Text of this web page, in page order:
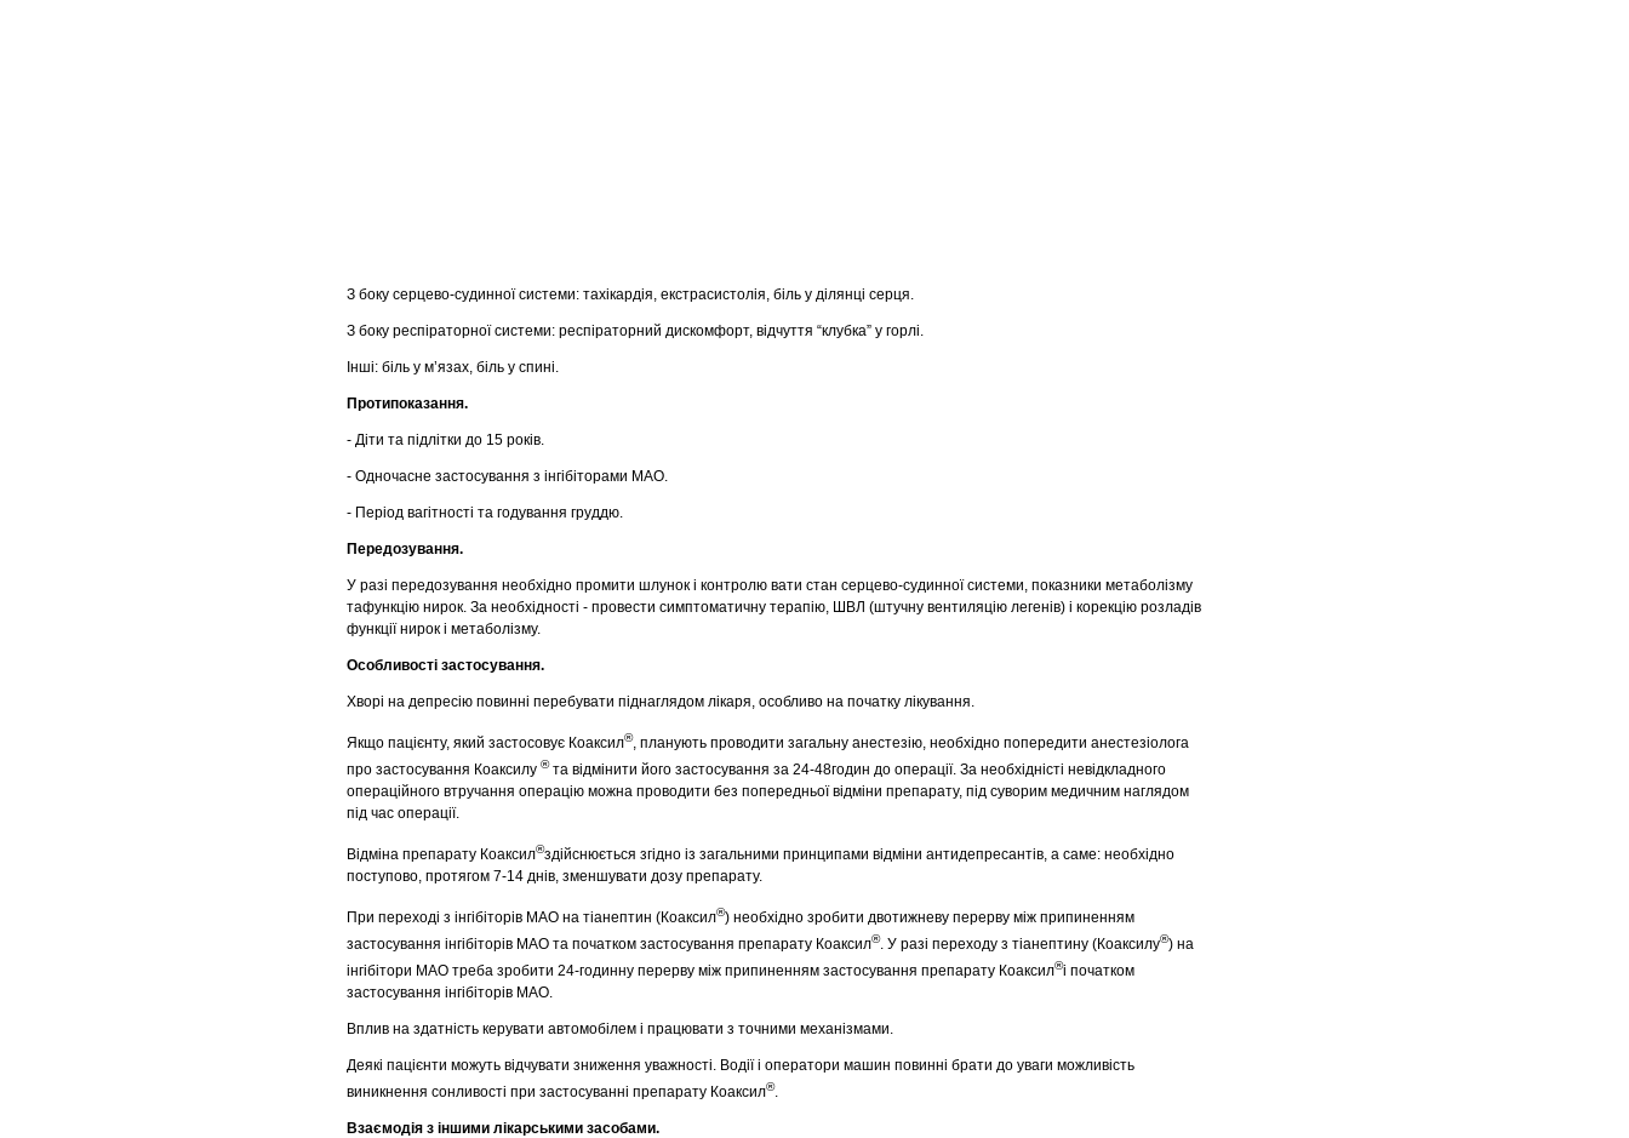
З боку серцево-судинної системи: тахікардія, екстрасистолія, бiль у дiлянцi серця.
З боку респіраторної системи: респіраторний дискомфорт, відчуття “клубка” у горлі.
Інші: біль у м’язах, біль у спині.
Протипоказання.
- Діти та підлітки до 15 років.
- Одночасне застосування з інгібіторами МАО.
- Період вагітності та годування груддю.
Передозування.
У разі передозування необхідно промити шлунок і контролю вати стан серцево-судинної системи, показники метаболізму
тафункцію нирок. За необхідності - провести симптоматичну терапію, ШВЛ (штучну вентиляцію легенів) і корекцію розладів
функції нирок і метаболізму.
Особливості застосування.
Хворі на депресію повинні перебувати піднаглядом лікаря, особливо на початку лікування.
Якщо пацієнту, який застосовує Коаксил®, планують проводити загальну анестезію, необхідно попередити анестезіолога
про застосування Коаксилу ®та відмінити його застосування за 24-48годин до операції. За необхідністі невідкладного
операційного втручання операцію можна проводити без попередньої відміни препарату, під суворим медичним наглядом
під час операції.
Відміна препарату Коаксил®здійснюється згідно із загальними принципами відміни антидепресантів, а саме: необхідно
поступово, протягом 7-14 днів, зменшувати дозу препарату.
При переході з інгібіторів МАО на тіанептин (Коаксил®) необхідно зробити двотижневу перерву між припиненням
застосування інгібіторів МАО та початком застосування препарату Коаксил®. У разі переходу з тіанептину (Коаксилу®) на
інгібітори МАО треба зробити 24-годинну перерву між припиненням застосування препарату Коаксил®і початком
застосування інгібіторів МАО.
Вплив на здатність керувати автомобілем і працювати з точними механізмами.
Деякі пацієнти можуть відчувати зниження уважності. Водії i оператори машин повиннi брати до уваги можливість
виникнення сонливості при застосуванні препарату Коаксил®.
Взаємодія з іншими лікарськими засобами.